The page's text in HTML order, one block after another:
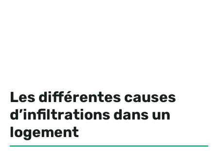
Les différentes causes
d’infiltrations dans un
logement